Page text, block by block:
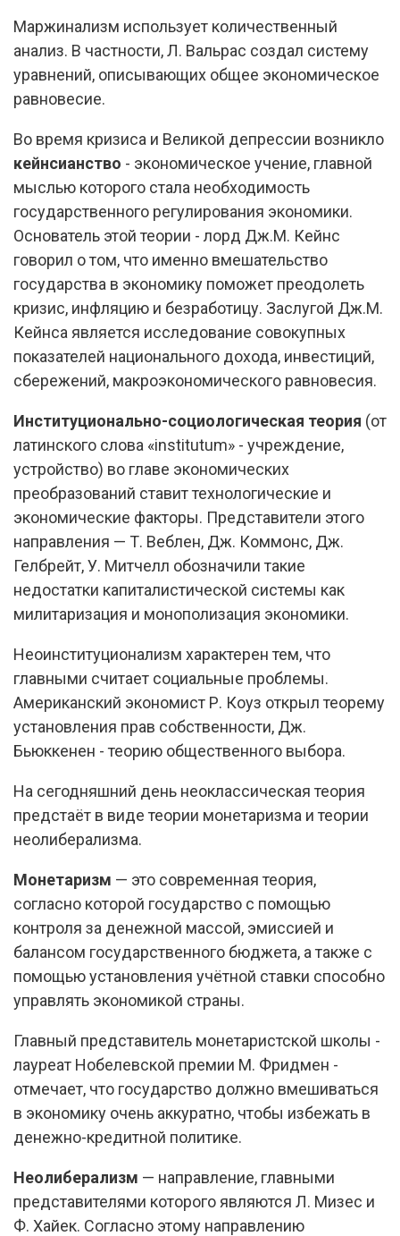
Маржинализм использует количественный
анализ. В частности, Л. Вальрас создал систему
уравнений, описывающих общее экономическое
равновесие.
Во время кризиса и Великой депрессии возникло
кейнсианство - экономическое учение, главной
мыслью которого стала необходимость
государственного регулирования экономики.
Основатель этой теории - лорд Дж.М. Кейнс
говорил о том, что именно вмешательство
государства в экономику поможет преодолеть
кризис, инфляцию и безработицу. Заслугой Дж.М.
Кейнса является исследование совокупных
показателей национального дохода, инвестиций,
сбережений, макроэкономического равновесия.
Институционально-социологическая теория (от
латинского слова «institutum» - учреждение,
устройство) во главе экономических
преобразований ставит технологические и
экономические факторы. Представители этого
направления — Т. Веблен, Дж. Коммонс, Дж.
Гелбрейт, У. Митчелл обозначили такие
недостатки капиталистической системы как
милитаризация и монополизация экономики.
Неоинституционализм характерен тем, что
главными считает социальные проблемы.
Американский экономист Р. Коуз открыл теорему
установления прав собственности, Дж.
Бьюккенен - теорию общественного выбора.
На сегодняшний день неоклассическая теория
предстаёт в виде теории монетаризма и теории
неолиберализма.
Монетаризм — это современная теория,
согласно которой государство с помощью
контроля за денежной массой, эмиссией и
балансом государственного бюджета, а также с
помощью установления учётной ставки способно
управлять экономикой страны.
Главный представитель монетаристской школы -
лауреат Нобелевской премии М. Фридмен -
отмечает, что государство должно вмешиваться
в экономику очень аккуратно, чтобы избежать в
денежно-кредитной политике.
Неолиберализм — направление, главными
представителями которого являются Л. Мизес и
Ф. Хайек. Согласно этому направлению